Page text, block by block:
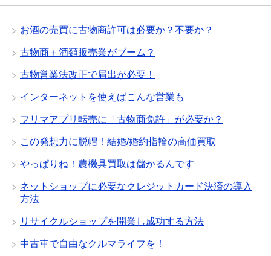
お酒の売買に古物商許可は必要か？不要か？
古物商＋酒類販売業がブーム？
古物営業法改正で届出が必要！
インターネットを使えばこんな営業も
フリマアプリ転売に「古物商免許」が必要か？
この発想力に脱帽！結婚/婚約指輪の高価買取
やっぱりね！農機具買取は儲かるんです
ネットショップに必要なクレジットカード決済の導入
方法
リサイクルショップを開業し成功する方法
中古車で自由なクルマライフを！